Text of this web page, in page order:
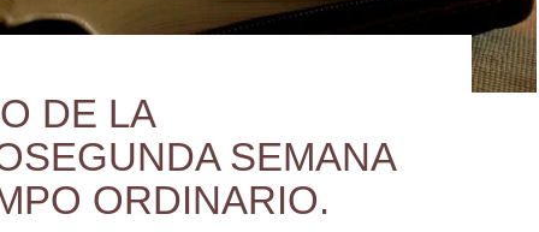
DE LA
SEMANA
ORDINARIO.